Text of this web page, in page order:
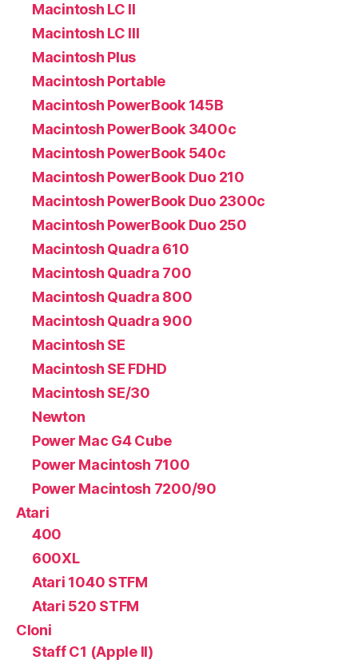
Macintosh LC II
Macintosh LC III
Macintosh Plus
Macintosh Portable
Macintosh PowerBook 145B
Macintosh PowerBook 3400c
Macintosh PowerBook 540c
Macintosh PowerBook Duo 210
Macintosh PowerBook Duo 2300c
Macintosh PowerBook Duo 250
Macintosh Quadra 610
Macintosh Quadra 700
Macintosh Quadra 800
Macintosh Quadra 900
Macintosh SE
Macintosh SE FDHD
Macintosh SE/30
Newton
Power Mac G4 Cube
Power Macintosh 7100
Power Macintosh 7200/90
Atari
400
600XL
Atari 1040 STFM
Atari 520 STFM
Cloni
Staff C1 (Apple II)